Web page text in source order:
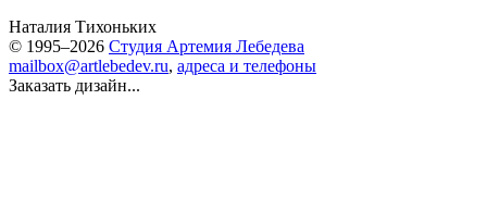
Наталия Тихоньких
© 1995–2026 Студия Артемия Лебедева
mailbox@artlebedev.ru, адреса и телефоны
Заказать дизайн...